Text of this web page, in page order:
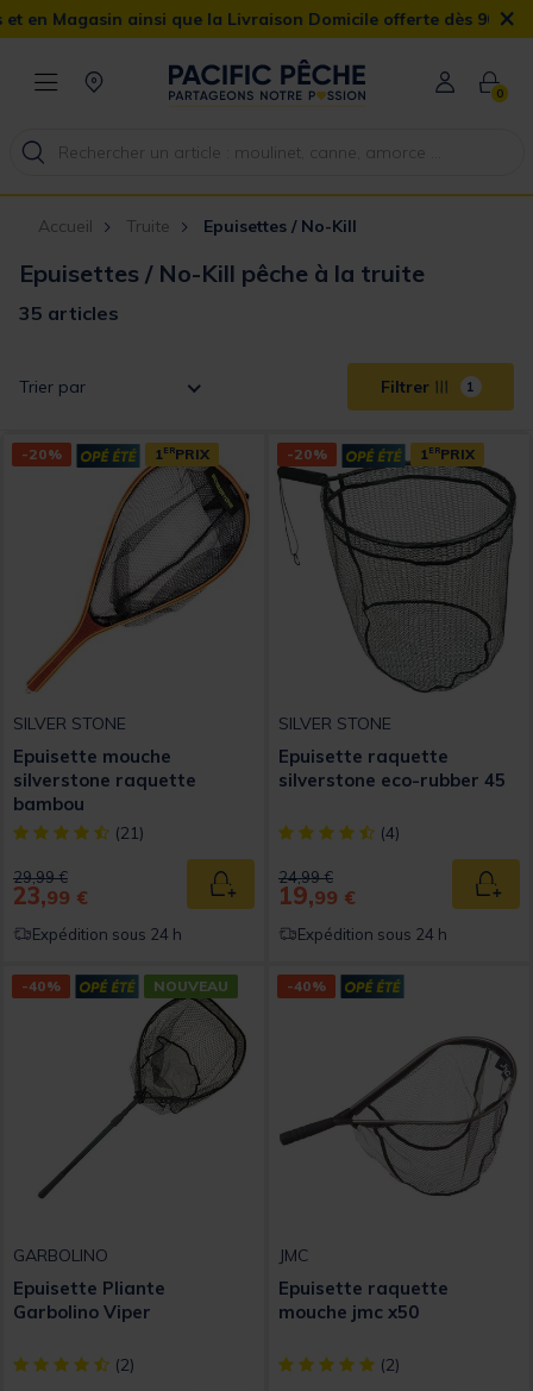
que la Livraison Domicile offerte dès 90€ ×
0
Accueil Truite Epuisettes / No-Kill
Epuisettes / No-Kill pêche à la truite
35 articles
Trier par Filtrer 1
-20% 1ERPRIX
SILVER STONE
Epuisette mouche
silverstone raquette
bambou
[object Object] out of 5 Customer Rating
(21)
Price reduced from
29,99 €to
23,99 € Ajouter au panier
Expédition sous 24 h
-20% 1ERPRIX
SILVER STONE
Epuisette raquette
silverstone eco-rubber 45
[object Object] out of 5
(4)
Price reduced from
24,99 €to
19,99 €
Expédition sous 24 h
-40% NOUVEAU
GARBOLINO
Epuisette Pliante
Garbolino Viper
[object Object] out of 5 Customer Rating
(2)
-40%
JMC
Epuisette raquette
mouche jmc x50
[object Object] out of 5
(2)